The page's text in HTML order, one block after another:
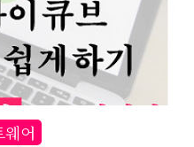
2006 버전도 잘 돌아
렇고 아무리해도 캐
자체가 안되더라고
설치가 중단되었
어